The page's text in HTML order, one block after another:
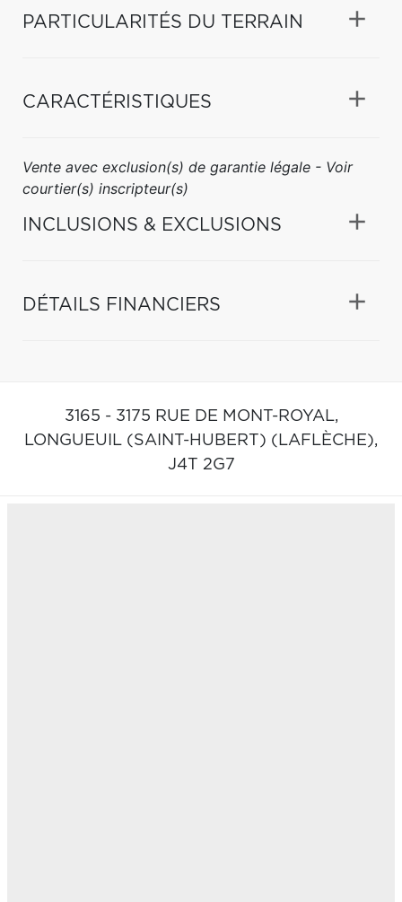
PARTICULARITÉS DU TERRAIN
CARACTÉRISTIQUES
Vente avec exclusion(s) de garantie légale - Voir
courtier(s) inscripteur(s)
INCLUSIONS & EXCLUSIONS
DÉTAILS FINANCIERS
3165 - 3175 RUE DE MONT-ROYAL,
LONGUEUIL (SAINT-HUBERT) (LAFLÈCHE),
J4T 2G7